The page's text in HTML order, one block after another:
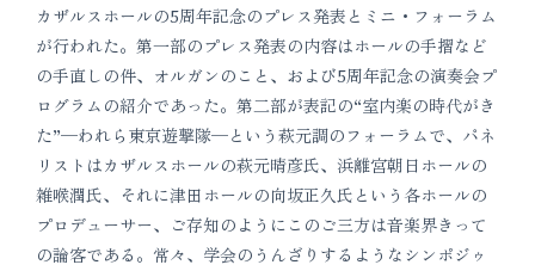
カザルスホールの5周年記念のプレス発表とミニ・フォーラム
が行われた。第一部のプレス発表の内容はホールの手摺など
の手直しの件、オルガンのこと、および5周年記念の演奏会プ
ログラムの紹介であった。第二部が表記の“室内楽の時代がき
た”─われら東京遊撃隊─という萩元調のフォーラムで、パネ
リストはカザルスホールの萩元晴彦氏、浜離宮朝日ホールの
雑喉潤氏、それに津田ホールの向坂正久氏という各ホールの
プロデューサー、ご存知のようにこのご三方は音楽界きって
の論客である。常々、学会のうんざりするようなシンポジゥ